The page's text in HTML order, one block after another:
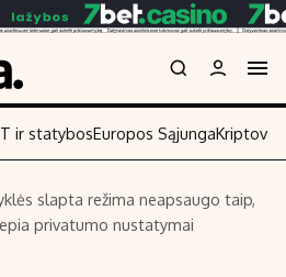
Skaitykite
ir statybosEuropos Sąjunga
slapta režima neapsaugo taip,
privatumo nustatymai